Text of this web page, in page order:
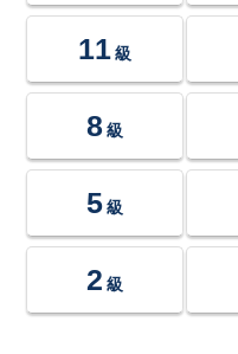
11 級
8 級
5 級
2 級